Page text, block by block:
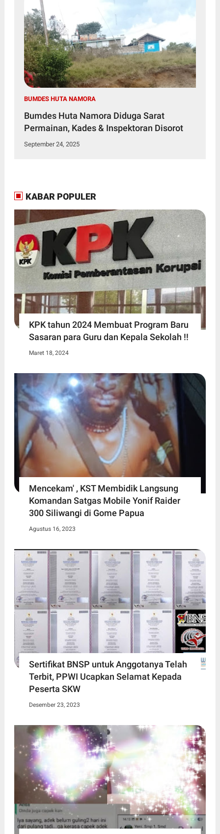
BUMDES HUTA NAMORA
Bumdes Huta Namora Diduga Sarat
Permainan, Kades & Inspektoran Disorot
September 24, 2025
KABAR POPULER
KPK tahun 2024 Membuat Program Baru
Sasaran para Guru dan Kepala Sekolah !!
Maret 18, 2024
Mencekam' , KST Membidik Langsung
Komandan Satgas Mobile Yonif Raider
300 Siliwangi di Gome Papua
Agustus 16, 2023
Sertifikat BNSP untuk Anggotanya Telah
Terbit, PPWI Ucapkan Selamat Kepada
Peserta SKW
Desember 23, 2023